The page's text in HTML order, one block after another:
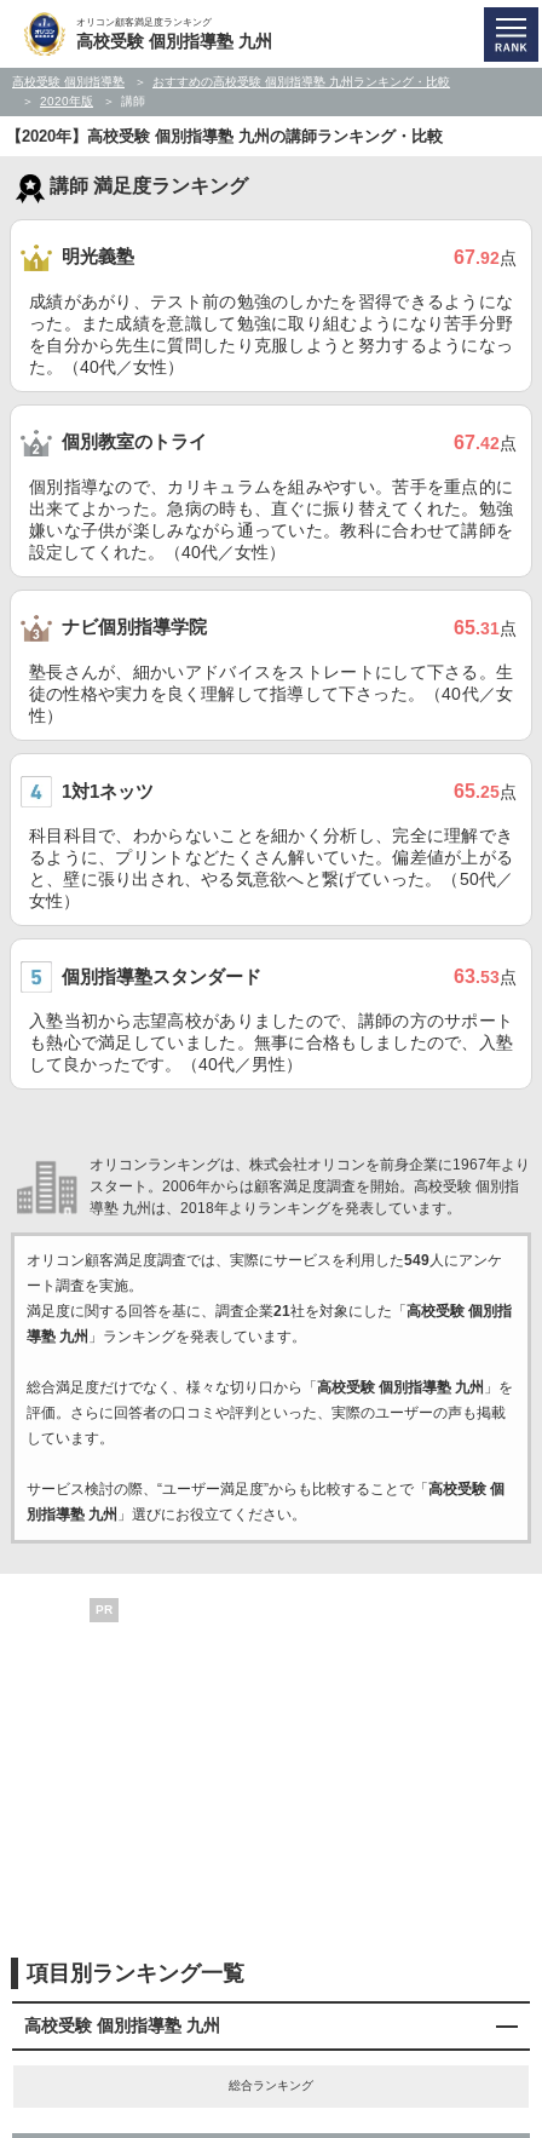
オリコン顧客満足度ランキング
高校受験 個別指導塾 九州
高校受験 個別指導塾
おすすめの高校受験 個別指導塾 九州ランキング・比較
2020年版
講師
【2020年】高校受験 個別指導塾 九州の講師ランキング・比較
講師 満足度ランキング
明光義塾 67.92点
成績があがり、テスト前の勉強のしかたを習得できるようにな
った。また成績を意識して勉強に取り組むようになり苦手分野
を自分から先生に質問したり克服しようと努力するようになっ
た。（40代／女性）
個別教室のトライ 67.42点
個別指導なので、カリキュラムを組みやすい。苦手を重点的に
出来てよかった。急病の時も、直ぐに振り替えてくれた。勉強
嫌いな子供が楽しみながら通っていた。教科に合わせて講師を
設定してくれた。（40代／女性）
ナビ個別指導学院 65.31点
塾長さんが、細かいアドバイスをストレートにして下さる。生
徒の性格や実力を良く理解して指導して下さった。（40代／女
性）
1対1ネッツ 65.25点
科目科目で、わからないことを細かく分析し、完全に理解でき
るように、プリントなどたくさん解いていた。偏差値が上がる
と、壁に張り出され、やる気意欲へと繋げていった。（50代／
女性）
個別指導塾スタンダード 63.53点
入塾当初から志望高校がありましたので、講師の方のサポート
も熱心で満足していました。無事に合格もしましたので、入塾
して良かったです。（40代／男性）
オリコンランキングは、株式会社オリコンを前身企業に1967年より
スタート。2006年からは顧客満足度調査を開始。高校受験 個別指
導塾 九州は、2018年よりランキングを発表しています。
オリコン顧客満足度調査では、実際にサービスを利用した549人にアンケ
ート調査を実施。
満足度に関する回答を基に、調査企業21社を対象にした「 高校受験 個別指
導塾 九州 」ランキングを発表しています。
総合満足度だけでなく、様々な切り口から「 高校受験 個別指導塾 九州 」を
評価。さらに回答者の口コミや評判といった、実際のユーザーの声も掲載
しています。
サービス検討の際、“ユーザー満足度”からも比較することで「 高校受験 個
別指導塾 九州 」選びにお役立てください。
PR
項目別ランキング一覧
高校受験 個別指導塾 九州
総合ランキング